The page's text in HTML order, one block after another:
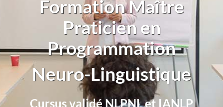
Formation Maître
Praticien en
Programmation
Neuro-Linguistique
Cursus validé NLPNL et IANLP